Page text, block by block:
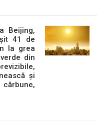
Beijing,
41 de
la grea
din
și